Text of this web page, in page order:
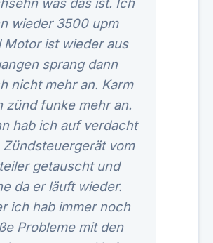
wieder 3500 upm
Motor ist wieder aus
sprang dann
nicht mehr an. Karm
zünd funke mehr an.
hab ich auf verdacht
Zündsteuergerät vom
getauscht und
da er läuft wieder.
ich hab immer noch
Probleme mit den